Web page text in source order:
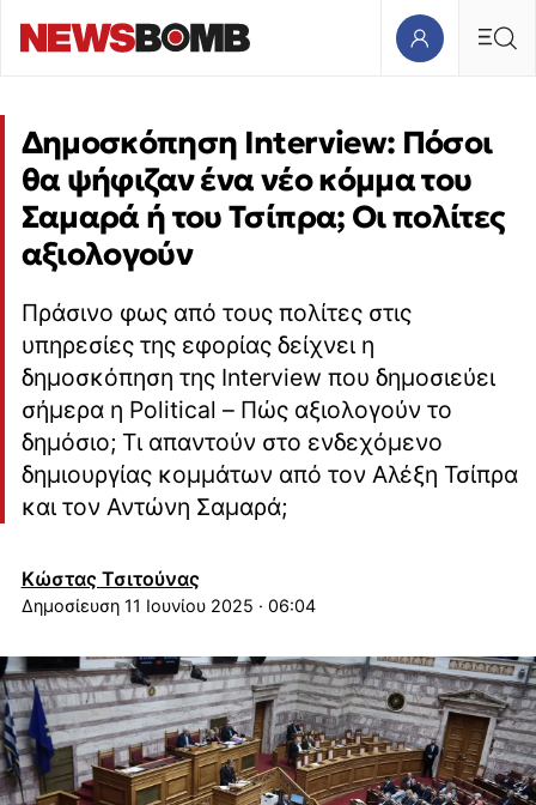
Δημοσκόπηση Interview: Πόσοι
θα ψήφιζαν ένα νέο κόμμα του
Σαμαρά ή του Τσίπρα; Οι πολίτες
αξιολογούν
Πράσινο φως από τους πολίτες στις
υπηρεσίες της εφορίας δείχνει η
δημοσκόπηση της Interview που δημοσιεύει
σήμερα η Political – Πώς αξιολογούν το
δημόσιο; Τι απαντούν στο ενδεχόμενο
δημιουργίας κομμάτων από τον Αλέξη Τσίπρα
και τον Αντώνη Σαμαρά;
Κώστας Τσιτούνας
11 Ιουνίου 2025 · 06:04